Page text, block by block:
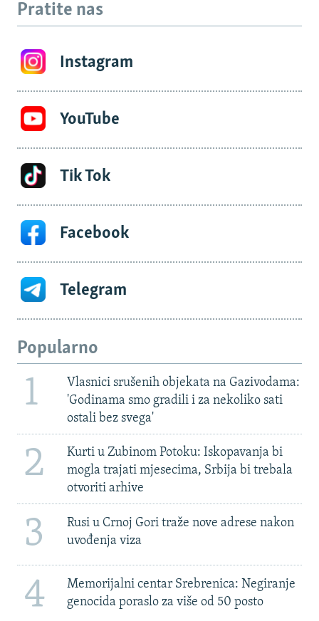
Pratite nas
Instagram
YouTube
Tik Tok
Facebook
Telegram
Popularno
1
Vlasnici srušenih objekata na Gazivodama:
'Godinama smo gradili i za nekoliko sati
ostali bez svega'
2
Kurti u Zubinom Potoku: Iskopavanja bi
mogla trajati mjesecima, Srbija bi trebala
otvoriti arhive
3
Rusi u Crnoj Gori traže nove adrese nakon
uvođenja viza
4
Memorijalni centar Srebrenica: Negiranje
genocida poraslo za više od 50 posto